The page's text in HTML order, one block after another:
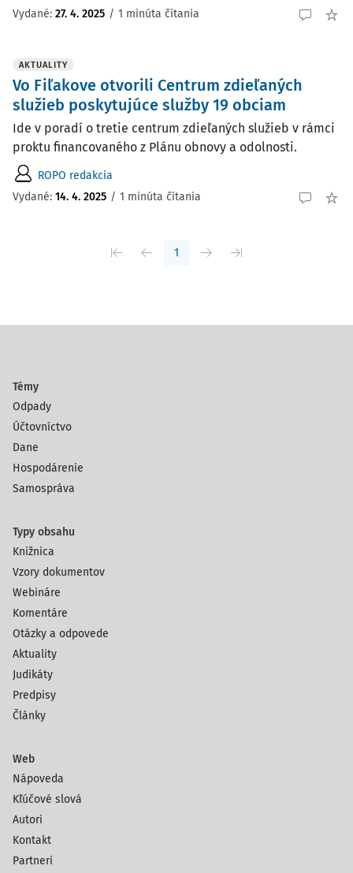
Vydané: 27. 4. 2025 / 1 minúta čítania
AKTUALITY
Vo Fiľakove otvorili Centrum zdieľaných
služieb poskytujúce služby 19 obciam
Ide v poradí o tretie centrum zdieľaných služieb v rámci
proktu financovaného z Plánu obnovy a odolnosti.
ROPO redakcia
Vydané: 14. 4. 2025 / 1 minúta čítania
1
Témy
Odpady
Účtovníctvo
Dane
Hospodárenie
Samospráva
Typy obsahu
Knižnica
Vzory dokumentov
Webináre
Komentáre
Otázky a odpovede
Aktuality
Judikáty
Predpisy
Články
Web
Nápoveda
Kľúčové slová
Autori
Kontakt
Partneri